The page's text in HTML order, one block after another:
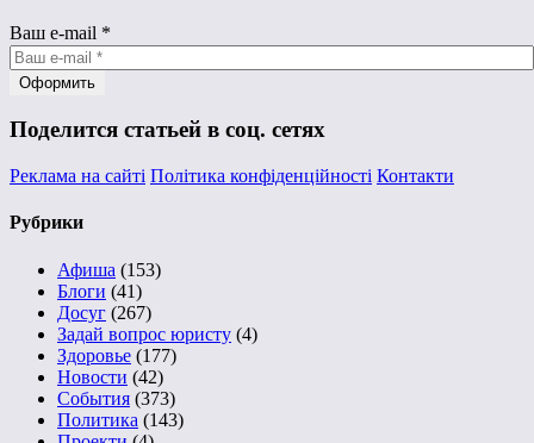
Ваш e-mail *
Поделится статьей в соц. сетях
Реклама на сайті Політика конфіденційності Контакти
Рубрики
Афиша (153)
Блоги (41)
Досуг (267)
Задай вопрос юристу (4)
Здоровье (177)
Новости (42)
События (373)
Политика (143)